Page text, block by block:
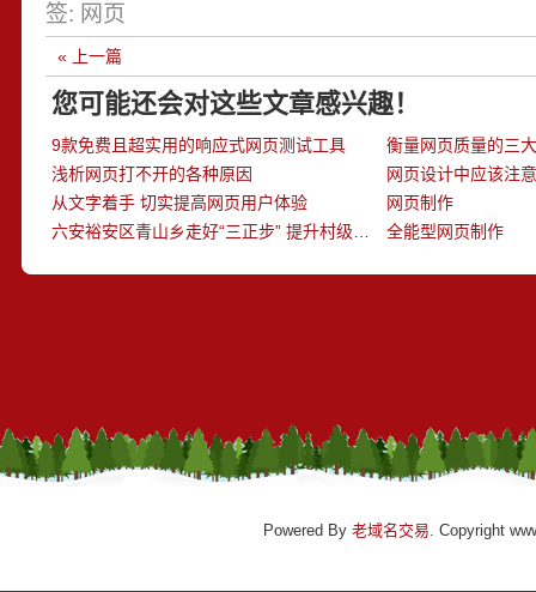
签: 网页
« 上一篇
您可能还会对这些文章感兴趣！
9款免费且超实用的响应式网页测试工具
衡量网页质量的三
浅析网页打不开的各种原因
网页设计中应该注
从文字着手 切实提高网页用户体验
网页制作
全能型网页制作
Powered By 老域名交易. Copyright